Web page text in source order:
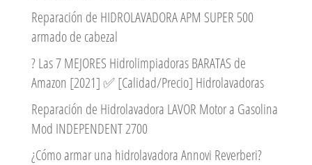
Reparación de HIDROLAVADORA APM SUPER 500
armado de cabezal
? Las 7 MEJORES Hidrolimpiadoras BARATAS de
Amazon [2021] ✅ [Calidad/Precio] Hidrolavadoras
Reparación de Hidrolavadora LAVOR Motor a Gasolina
Mod INDEPENDENT 2700
¿Cómo armar una hidrolavadora Annovi Reverberi?